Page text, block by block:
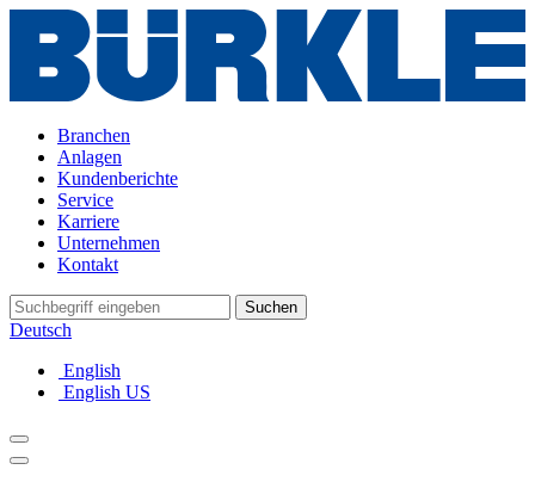
Branchen
Anlagen
Kundenberichte
Service
Karriere
Unternehmen
Kontakt
Suchen
Deutsch
English
English US